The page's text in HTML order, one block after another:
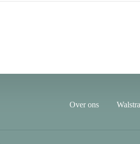
Over ons